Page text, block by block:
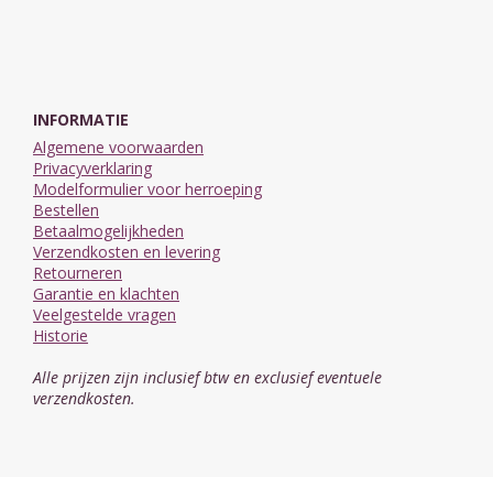
INFORMATIE
Algemene voorwaarden
Privacyverklaring
Modelformulier voor herroeping
Bestellen
Betaalmogelijkheden
Verzendkosten en levering
Retourneren
Garantie en klachten
Veelgestelde vragen
Historie
Alle prijzen zijn inclusief btw en exclusief eventuele
verzendkosten.